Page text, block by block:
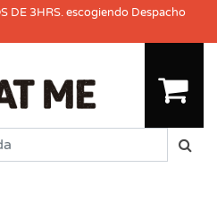
DE 3HRS. escogiendo Despacho